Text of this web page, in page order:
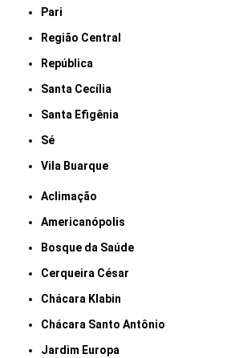
Pari
Região Central
República
Santa Cecília
Santa Efigênia
Sé
Vila Buarque
Aclimação
Americanópolis
Bosque da Saúde
Cerqueira César
Chácara Klabin
Chácara Santo Antônio
Jardim Europa